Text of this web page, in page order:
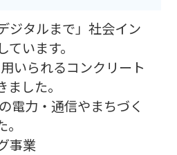
ジタルまで」社会イン
います。
いられるコンクリート
した。
電力・通信やまちづく
事業